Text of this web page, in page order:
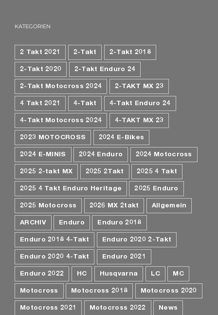
KATEGORIEN
2 Takt 2021 2-Takt 2-Takt 2018
2-Takt 2020 2-Takt Enduro 24
2-Takt Motocross 2024 2-TAKT MX 23
4 Takt 2021 4-Takt 4-Takt Enduro 24
4-Takt Motocross 2024 4-TAKT MX 23
2023 MOTOCROSS 2024 E-Bikes
2024 E-MINIS 2024 Enduro 2024 Motocross
2025 2-takt MX 2025 2Takt 2025 4 Takt
2025 4 Takt Enduro Heritage 2025 Enduro
2025 Motocross 2026 MX 2takt Allgemein
ARCHIV Enduro Enduro 2018
Enduro 2018 4-Takt Enduro 2020 2-Takt
Enduro 2020 4-Takt Enduro 2021
Enduro 2022 HC Husqvarna LC MC
Motocross Motocross 2018 Motocross 2020
Motocross 2021 Motocross 2022 News